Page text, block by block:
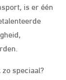
is er één
speciaal?